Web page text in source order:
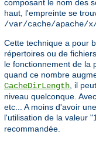
composant le nom des
haut, l'empreinte se
/var/cache/apache/x/y/
Cette technique a pour
répertoires ou de
le fonctionnement de la
quand ce nombre
CacheDirLength, il
niveau quelconque.
etc... A moins d'avoir
l'utilisation de la valeur
recommandée.